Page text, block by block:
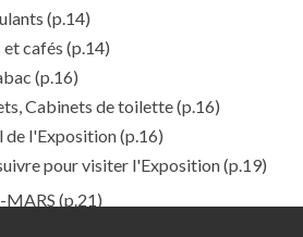
(p.14)
et cafés (p.14)
(p.16)
Cabinets de toilette(p.16)
de l'Exposition(p.16)
pour visiter l'Exposition(p.19)
(p.21)